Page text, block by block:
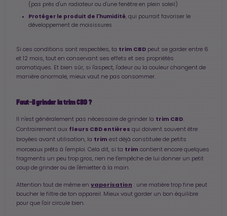
(pas près d'un radiateur ou d'une fenêtre en plein soleil)
Protéger le produit de l'humidité, qui pourrait favoriser le
développement de moisissures
Si ces conditions sont respectées, ta trim CBD peut se garder entre 6
et 12 mois, tout en conservant ses effets et ses propriétés
aromatiques. Et bien sûr, si l'aspect, l'odeur ou la couleur changent de
manière anormale, mieux vaut ne pas consommer.
Faut-il grinder la trim CBD ?
Il n'est généralement pas nécessaire de grinder la trim CBD.
Contrairement aux fleurs CBD entières qui doivent souvent être
broyées avant utilisation, la trim est déjà constituée de petits
morceaux prêts à l'emploi. Cela dit, si ta trim contient encore quelques
fragments un peu trop gros, rien ne t'empêche de lui donner un petit
coup de grinder ou de l'émietter à la main.
Attention tout de même en vaporisation : une matière trop fine peut
boucher le filtre de ton appareil. Mieux vaut garder un bon équilibre
pour que l'air circule bien.